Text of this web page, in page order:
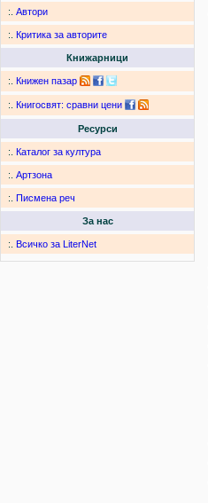
:. Автори
:. Критика за авторите
Книжарници
:. Книжен пазар
:. Книгосвят: сравни цени
Ресурси
:. Каталог за култура
:. Артзона
:. Писмена реч
За нас
:. Всичко за LiterNet